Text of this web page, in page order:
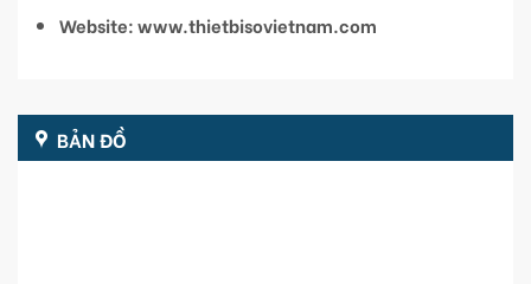
Website: www.thietbisovietnam.com
BẢN ĐỒ